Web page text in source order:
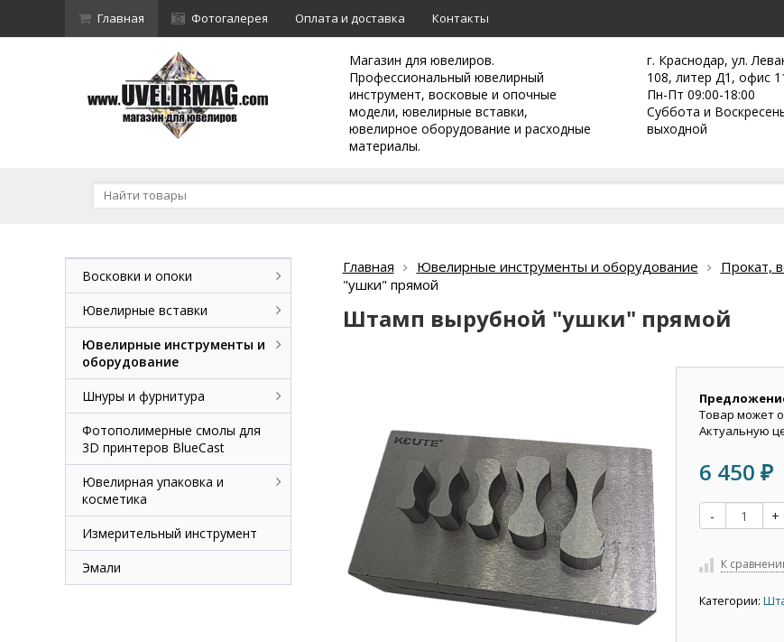
Главная Фотогалерея Оплата и доставка Контакты
Магазин для ювелиров.
Профессиональный ювелирный
инструмент, восковые и опочные
модели, ювелирные вставки,
ювелирное оборудование и расходные
материалы.
г. Краснодар, ул.
108, литер Д1, офис
Пн-Пт 09:00-18:00
Суббота и
выходной
Главная Ювелирные инструменты и оборудование Прокат,
"ушки" прямой
Штамп вырубной "ушки" прямой
Товар может
Актуальную
6 450 ₽
- +
К
Категории:
Восковки и опоки
Ювелирные вставки
Ювелирные инструменты и
оборудование
Шнуры и фурнитура
Фотополимерные смолы для
3D принтеров BlueCast
Ювелирная упаковка и
косметика
Измерительный инструмент
Эмали